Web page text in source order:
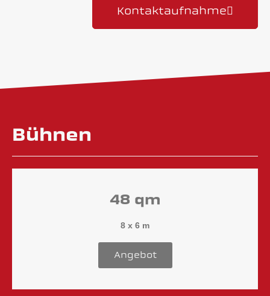
Kontaktaufnahme
Bühnen
48 qm
8 x 6 m
Angebot